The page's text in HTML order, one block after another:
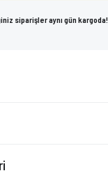
siparişler aynı gün kargoda!